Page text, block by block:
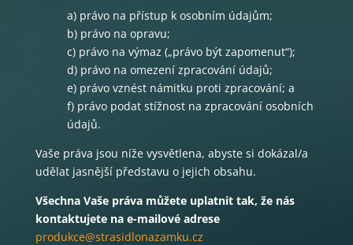
a) právo na přístup k osobním údajům;
b) právo na opravu;
c) právo na výmaz („právo být zapomenut“);
d) právo na omezení zpracování údajů;
e) právo vznést námitku proti zpracování; a
f) právo podat stížnost na zpracování osobních
údajů.
Vaše práva jsou níže vysvětlena, abyste si dokázal/a
udělat jasnější představu o jejich obsahu.
Všechna Vaše práva můžete uplatnit tak, že nás
kontaktujete na e-mailové adrese
produkce@strasidlonazamku.cz